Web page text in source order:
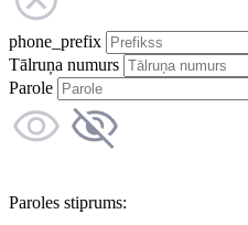
phone_prefix
Tālruņa numurs
Parole
Paroles stiprums: